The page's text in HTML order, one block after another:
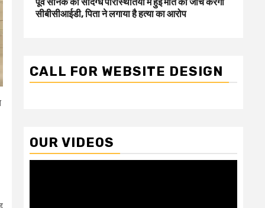
सीबीसीआईडी, पिता ने लगाया है हत्या का आरोप
CALL FOR WEBSITE DESIGN
OUR VIDEOS